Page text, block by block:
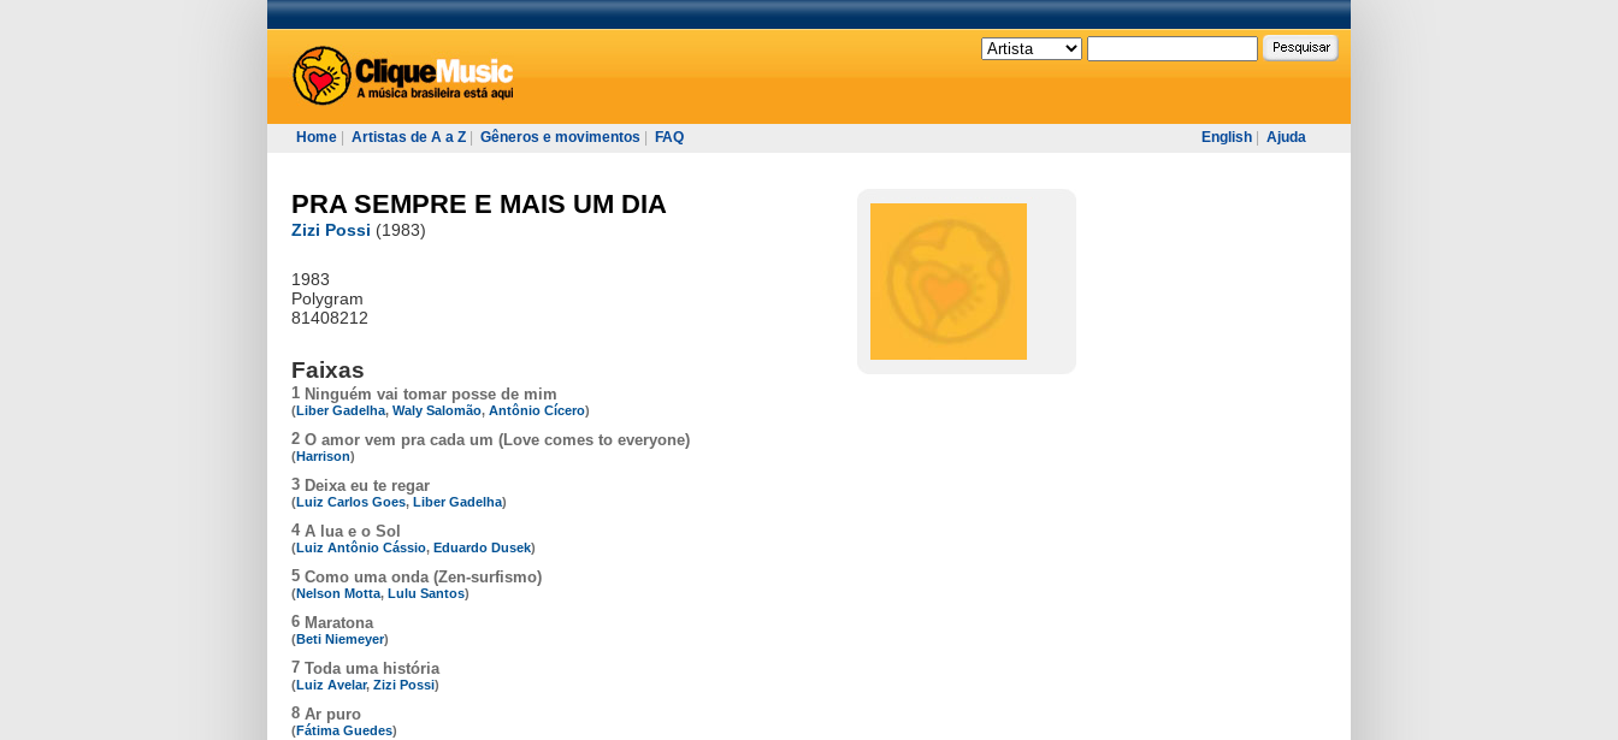
Home Artistas de A a Z Gêneros e movimentos FAQ English Ajuda
PRA SEMPRE E MAIS UM DIA
Zizi Possi (1983)
1983
Polygram
81408212
Faixas
1 Ninguém vai tomar posse de mim
(Liber Gadelha, Waly Salomão, Antônio Cícero)
2 O amor vem pra cada um (Love comes to everyone)
(Harrison)
3 Deixa eu te regar
(Luiz Carlos Goes, Liber Gadelha)
4 A lua e o Sol
(Luiz Antônio Cássio, Eduardo Dusek)
5 Como uma onda (Zen-surfismo)
(Nelson Motta, Lulu Santos)
6 Maratona
(Beti Niemeyer)
7 Toda uma história
(Luiz Avelar, Zizi Possi)
8 Ar puro
(Fátima Guedes)